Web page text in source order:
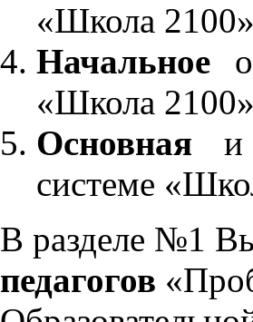
«Школа
Начальное
«Школа 2100»
Основная
системе
В разделе №1
педагогов